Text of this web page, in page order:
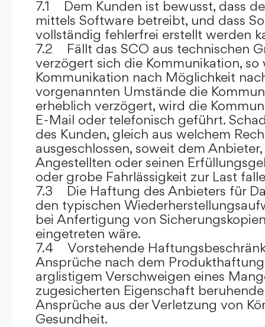
7.1 Dem Kunden ist bewusst, dass
mittels Software betreibt, und dass
vollständig fehlerfrei erstellt werden
7.2 Fällt das SCO aus technischen
verzögert sich die Kommunikation, so
Kommunikation nach Möglichkeit
vorgenannten Umstände die
erheblich verzögert, wird die
E-Mail oder telefonisch geführt.
des Kunden, gleich aus welchem
ausgeschlossen, soweit dem
Angestellten oder seinen
oder grobe Fahrlässigkeit zur Last
7.3 Die Haftung des Anbieters für
den typischen
bei Anfertigung von
eingetreten wäre.
7.4 Vorstehende
Ansprüche nach dem
arglistigem Verschweigen eines
zugesicherten Eigenschaft
Ansprüche aus der Verletzung von
Gesundheit.